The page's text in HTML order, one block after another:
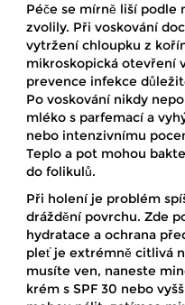
Péče se mírně liší
zvolily. Při voskování
vytržení chloupku z
mikroskopická otevření
prevence infekce
Po voskování nikdy
mléko s parfemací a
nebo intenzivnímu
Teplo a pot mohou
do folikulů.
Při holení je problém
dráždění povrchu. Zde
hydratace a ochrana
pleť je extrémně citlivá
musíte ven, naneste
krém s SPF 30 nebo